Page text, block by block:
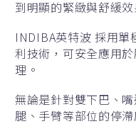
到明顯的緊緻與舒緩效
INDIBA英特波 採用單
利技術，可安全應用
理。
無論是針對雙下巴、
腿、手臂等部位的停